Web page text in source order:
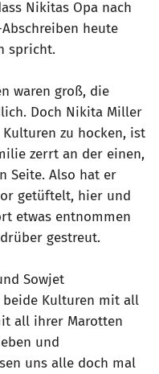
Nikitas Opa nach
heute
spricht.
waren groß, die
Doch Nikita Miller
zu hocken, ist
zerrt an der einen,
Seite. Also hat er
getüftelt, hier und
etwas entnommen
gestreut.
Sowjet
beide Kulturen mit all
all ihrer Marotten
und
uns alle doch mal